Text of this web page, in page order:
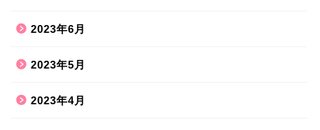
2023年6月
2023年5月
2023年4月